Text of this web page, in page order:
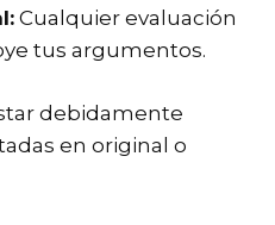
Cualquier evaluación
tus argumentos.
debidamente
en original o